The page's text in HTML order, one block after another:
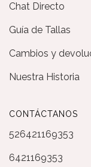
Chat Directo
Guía de Tallas
Cambios y
Nuestra Historia
CONTÁCTANOS
526421169353
6421169353